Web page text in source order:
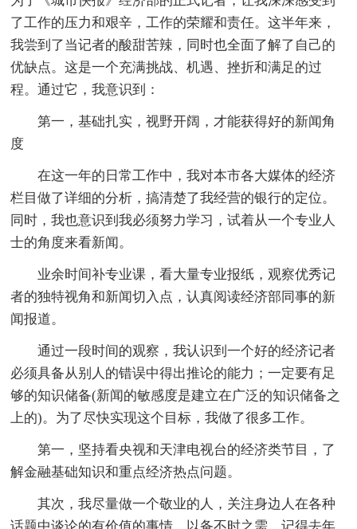
了工作的压力和艰辛，工作的荣耀和责任。这半年来，
我尝到了当记者的酸甜苦辣，同时也全面了解了自己的
优缺点。这是一个充满挑战、机遇、挫折和满足的过
程。通过它，我意识到：
第一，基础扎实，视野开阔，才能获得好的新闻角
度
在这一年的日常工作中，我对本市各大媒体的经济
栏目做了详细的分析，搞清楚了我经营的银行的定位。
同时，我也意识到我必须努力学习，试着从一个专业人
士的角度来看新闻。
业余时间补专业课，看大量专业报纸，观察优秀记
者的独特视角和新闻切入点，认真阅读经济部同事的新
闻报道。
通过一段时间的观察，我认识到一个好的经济记者
必须具备从别人的错误中得出推论的能力；一定要有足
够的知识储备(新闻的敏感度是建立在广泛的知识储备之
上的)。为了尽快实现这个目标，我做了很多工作。
第一，坚持看央视和天津电视台的经济类节目，了
解金融基础知识和重点经济热点问题。
其次，我尽量做一个敬业的人，关注身边人在各种